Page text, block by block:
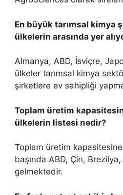
En büyük tarımsal kimya
ülkelerin arasında yer
Almanya, ABD, İsviçre,
ülkeler tarımsal kimya
şirketlere ev sahipliği
Toplam üretim
ülkelerin listesi nedir?
Toplam üretim
başında ABD, Çin,
gelmektedir.